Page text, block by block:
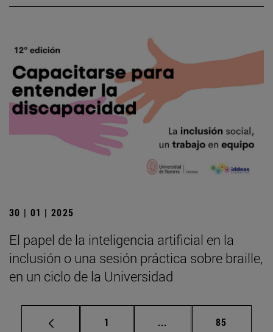
30 | 01 | 2025
El papel de la inteligencia artificial en la
inclusión o una sesión práctica sobre braille,
en un ciclo de la Universidad
Página
1 ... Páginas intermedias
Página
85